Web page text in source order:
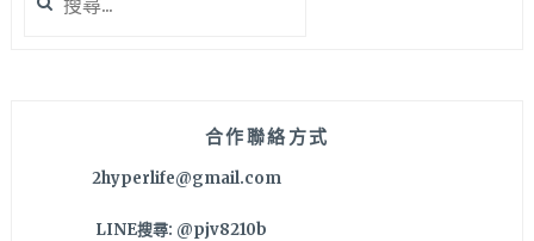
合作聯絡方式
2hyperlife@gmail.com
LINE搜尋: @pjv8210b